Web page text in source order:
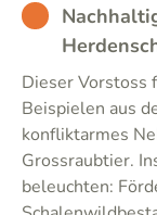
BAD
Dieser Vorstoss
Beispielen aus
konfliktarmes
Grossraubtier.
beleuchten: